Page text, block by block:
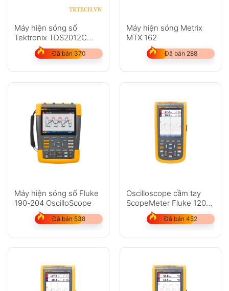
Máy hiện sóng số
Tektronix TDS2012C
100MHz 2 kênh 2 GS/s
Đã bán 370
Máy hiện sóng Metrix
MTX 162
Đã bán 288
Máy hiện sóng số Fluke
190-204 OscilloScope
Đã bán 538
Oscilloscope cầm tay
ScopeMeter Fluke 120B
Đã bán 452